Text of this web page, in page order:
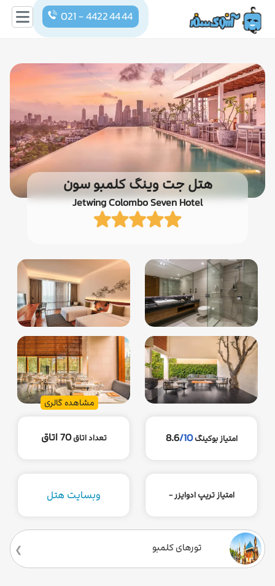
021 - 4422 44 44
هتل جت وینگ کلمبو سون
Jetwing Colombo Seven Hotel
مشاهده گالری
امتیاز بوکینگ 8.6/10 تعداد اتاق70 اتاق
امتیاز تریپ ادوایزر - وبسایت هتل
تورهای کلمبو